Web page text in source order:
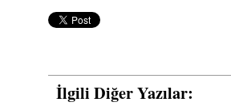
İlgili Diğer Yazılar: